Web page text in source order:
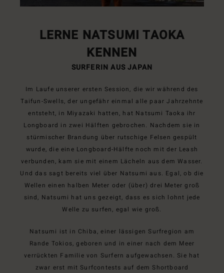
LERNE NATSUMI TAOKA
KENNEN
SURFERIN AUS JAPAN
Im Laufe unserer ersten Session, die wir während des
Taifun-Swells, der ungefähr einmal alle paar Jahrzehnte
entsteht, in Miyazaki hatten, hat Natsumi Taoka ihr
Longboard in zwei Hälften gebrochen. Nachdem sie in
stürmischer Brandung über rutschige Felsen gespült
wurde, die eine Longboard-Hälfte noch mit der Leash
verbunden, kam sie mit einem Lächeln aus dem Wasser.
Und das sagt bereits viel über Natsumi aus. Egal, ob die
Wellen einen halben Meter oder (über) drei Meter groß
sind, Natsumi hat uns gezeigt, dass es sich lohnt jede
Welle zu surfen, egal wie groß.
Natsumi ist in Chiba, einer lässigen Surfregion am
Rande Tokios, geboren und in einer nach dem Meer
verrückten Familie von Surfern aufgewachsen. Sie hat
zwar erst mit Surfcontests auf dem Shortboard